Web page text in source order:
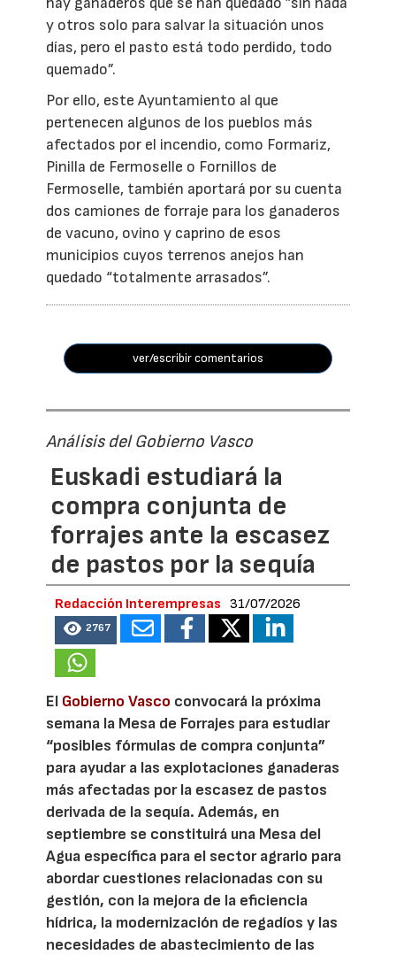
y otros solo para salvar la situación unos
días, pero el pasto está todo perdido, todo
quemado”.
Por ello, este Ayuntamiento al que
pertenecen algunos de los pueblos más
afectados por el incendio, como Formariz,
Pinilla de Fermoselle o Fornillos de
Fermoselle, también aportará por su cuenta
dos camiones de forraje para los ganaderos
de vacuno, ovino y caprino de esos
municipios cuyos terrenos anejos han
quedado “totalmente arrasados”.
ver/escribir comentarios
Análisis del Gobierno Vasco
Euskadi estudiará la
compra conjunta de
forrajes ante la escasez
de pastos por la sequía
Redacción Interempresas 31/07/2026
2767
El Gobierno Vasco convocará la próxima
semana la Mesa de Forrajes para estudiar
“posibles fórmulas de compra conjunta”
para ayudar a las explotaciones ganaderas
más afectadas por la escasez de pastos
derivada de la sequía. Además, en
septiembre se constituirá una Mesa del
Agua específica para el sector agrario para
abordar cuestiones relacionadas con su
gestión, con la mejora de la eficiencia
hídrica, la modernización de regadíos y las
necesidades de abastecimiento de las